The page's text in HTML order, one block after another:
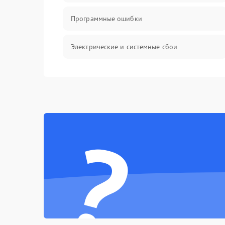
Программные ошибки
Электрические и системные сбои
Система охлаждения
?